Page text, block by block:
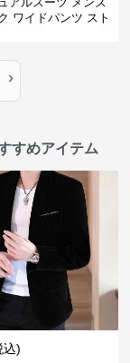
ワイドパンツ スト
›
すめアイテム
込)